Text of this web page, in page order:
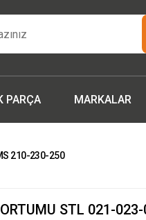
Kuvveti ! MSH MAKİNA
ile artık yorulmak yok !
fırsatlardan yararlanmak
PARÇA MARKALAR
210-230-250
STL 021-